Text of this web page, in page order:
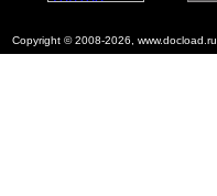
Copyright © 2008-2026, www.docload.ru